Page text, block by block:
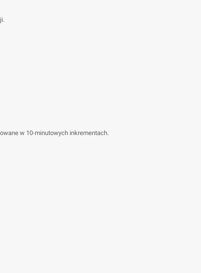
w 10-minutowych inkrementach.